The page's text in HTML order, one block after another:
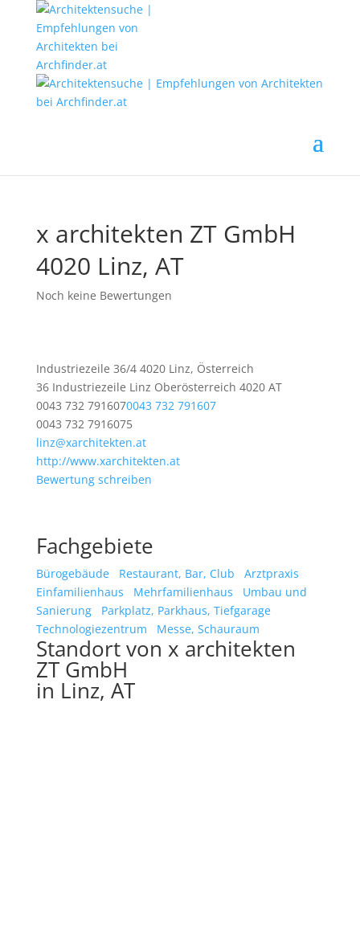
x architekten ZT GmbH
4020 Linz, AT
Noch keine Bewertungen
Industriezeile 36/4 4020 Linz, Österreich
36 Industriezeile Linz Oberösterreich 4020 AT
0043 732 7916070043 732 791607
0043 732 7916075
linz@xarchitekten.at
http://www.xarchitekten.at
Bewertung schreiben
Fachgebiete
Bürogebäude Restaurant, Bar, Club
Arztpraxis
Einfamilienhaus
Mehrfamilienhaus
Umbau und
Sanierung
Parkplatz, Parkhaus, Tiefgarage
Technologiezentrum
Messe, Schauraum
Standort von x architekten
ZT GmbH
in Linz, AT